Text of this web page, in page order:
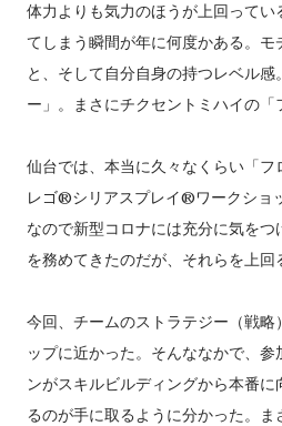
体力よりも気力のほうが上回ってい
てしまう瞬間が年に何度かある。モ
と、そして自分自身の持つレベル
ー」。まさにチクセントミハイの「
仙台では、本当に久々なくらい「
レゴ®︎シリアスプレイ®︎ワークショ
なので新型コロナには充分に気を
を務めてきたのだが、それらを上回
今回、チームのストラテジー（戦略
ップに近かった。そんななかで、参
ンがスキルビルディングから本番
るのが手に取るように分かった。ま